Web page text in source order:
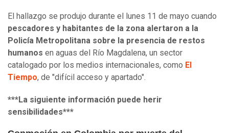
El hallazgo se produjo durante el lunes 11 de mayo cuando
pescadores y habitantes de la zona alertaron a la
Policía Metropolitana sobre la presencia de restos
humanos en aguas del Río Magdalena, un sector
catalogado por los medios internacionales, como El
Tiempo, de "difícil acceso y apartado".
***La siguiente información puede herir
sensibilidades***